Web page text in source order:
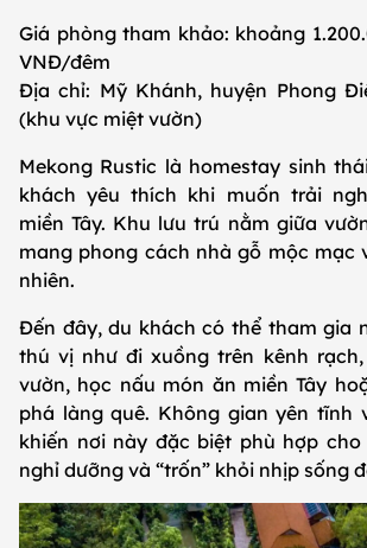
Giá phòng tham khảo: khoảng
VNĐ/đêm
Địa chỉ: Mỹ Khánh, huyện Phong
(khu vực miệt vườn)
Mekong Rustic là homestay sinh
khách yêu thích khi muốn trải
miền Tây. Khu lưu trú nằm giữa
mang phong cách nhà gỗ mộc mạc
nhiên.
Đến đây, du khách có thể tham gia
thú vị như đi xuồng trên kênh
vườn, học nấu món ăn miền Tây
phá làng quê. Không gian yên tĩnh
khiến nơi này đặc biệt phù hợp
nghỉ dưỡng và “trốn” khỏi nhịp sống